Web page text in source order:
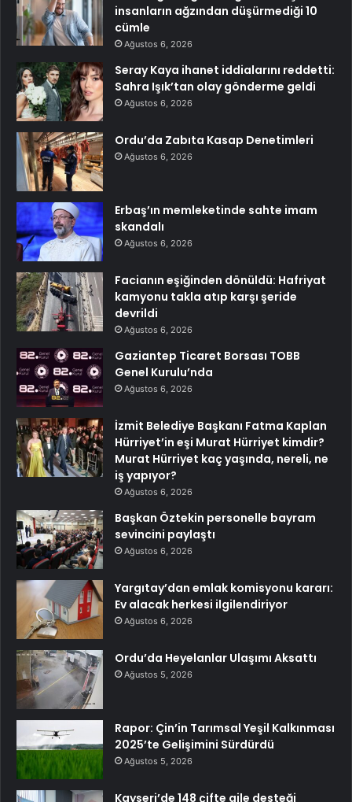
insanların ağzından düşürmediği 10
cümle
Ağustos 6, 2026
Seray Kaya ihanet iddialarını reddetti:
Sahra Işık’tan olay gönderme geldi
Ağustos 6, 2026
Ordu’da Zabıta Kasap Denetimleri
Ağustos 6, 2026
Erbaş’ın memleketinde sahte imam
skandalı
Ağustos 6, 2026
Facianın eşiğinden dönüldü: Hafriyat
kamyonu takla atıp karşı şeride
devrildi
Ağustos 6, 2026
Gaziantep Ticaret Borsası TOBB
Genel Kurulu’nda
Ağustos 6, 2026
İzmit Belediye Başkanı Fatma Kaplan
Hürriyet’in eşi Murat Hürriyet kimdir?
Murat Hürriyet kaç yaşında, nereli, ne
iş yapıyor?
Ağustos 6, 2026
Başkan Öztekin personelle bayram
sevincini paylaştı
Ağustos 6, 2026
Yargıtay’dan emlak komisyonu kararı:
Ev alacak herkesi ilgilendiriyor
Ağustos 6, 2026
Ordu’da Heyelanlar Ulaşımı Aksattı
Ağustos 5, 2026
Rapor: Çin’in Tarımsal Yeşil Kalkınması
2025’te Gelişimini Sürdürdü
Ağustos 5, 2026
Kayseri’de 148 çifte aile desteği